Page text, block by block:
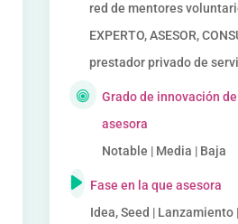
red de mentores
EXPERTO, ASESOR,
prestador privado de
Grado de innovación
asesora
Notable | Media | Baja
Fase en la que asesora
Idea, Seed | Lanzamiento